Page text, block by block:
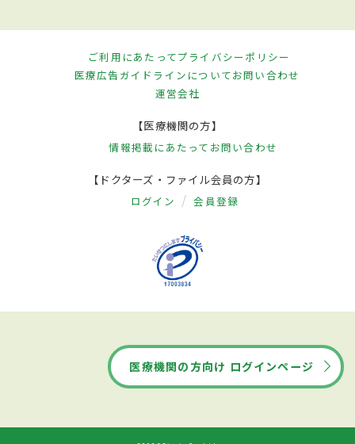
ご利用にあたってプライバシーポリシー
医療広告ガイドラインについてお問い合わせ
運営会社
【医療機関の方】
情報掲載にあたって お問い合わせ
【ドクターズ・ファイル会員の方】
ログイン 会員登録
医療機関の方向け ログインページ